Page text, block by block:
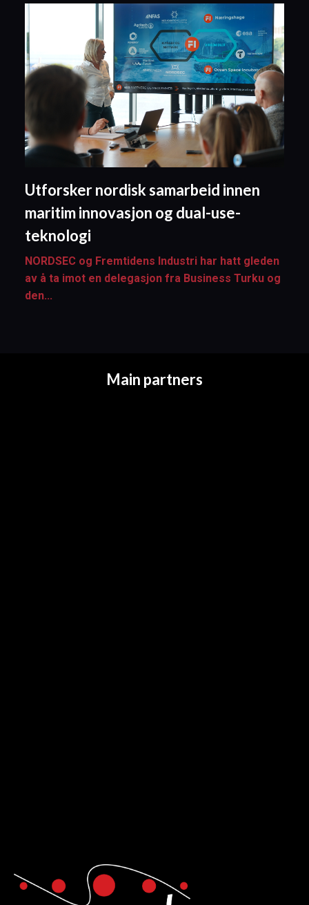
Utforsker nordisk samarbeid innen
maritim innovasjon og dual-use-
teknologi
NORDSEC og Fremtidens Industri har hatt gleden
av å ta imot en delegasjon fra Business Turku og
den...
Main partners